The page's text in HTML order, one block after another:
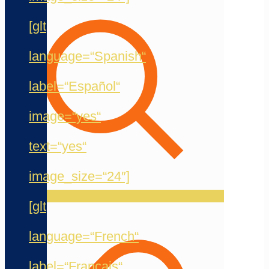
[glt
language=“Spanish“
label=“Español“
image=“yes“
text=“yes“
image_size=“24″]
[glt
language=“French“